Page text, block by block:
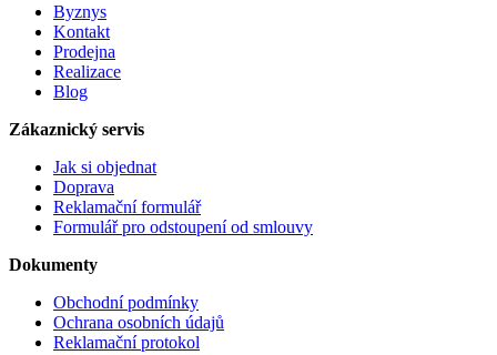
Byznys
Kontakt
Prodejna
Realizace
Blog
Zákaznický servis
Jak si objednat
Doprava
Reklamační formulář
Formulář pro odstoupení od smlouvy
Dokumenty
Obchodní podmínky
Ochrana osobních údajů
Reklamační protokol